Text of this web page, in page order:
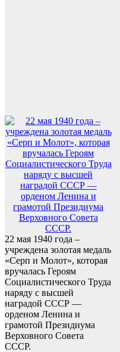
22 мая 1940 года –
учреждена золотая медаль
«Серп и Молот», которая
вручалась Героям
Социалистического Труда
наряду с высшей
наградой СССР —
орденом Ленина и
грамотой Президиума
Верховного Совета
СССР.